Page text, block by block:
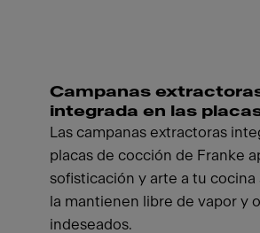
Campanas
integrada en las
Las campanas extractoras
placas de cocción de Franke
sofisticación y arte a tu cocina
la mantienen libre de vapor y
indeseados.